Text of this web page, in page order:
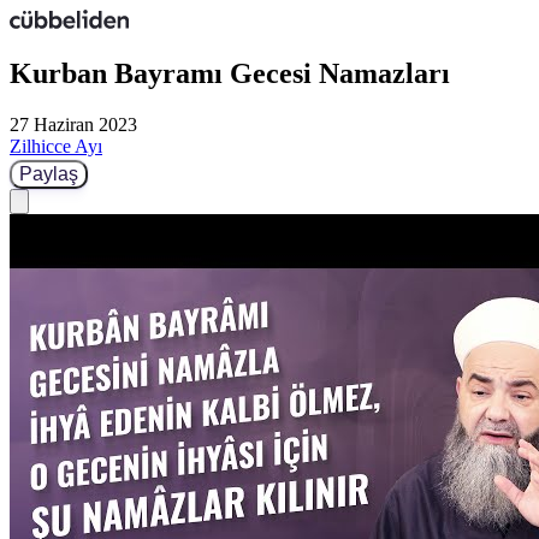
Kurban Bayramı Gecesi Namazları
27 Haziran 2023
Zilhicce Ayı
Paylaş